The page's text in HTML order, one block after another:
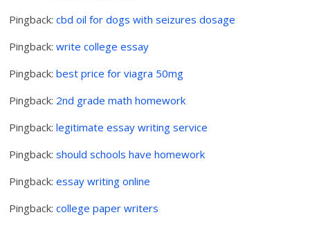
Pingback:cbd oil for dogs with seizures dosage
Pingback:write college essay
Pingback:best price for viagra 50mg
Pingback: 2nd grade math homework
Pingback:legitimate essay writing service
Pingback:should schools have homework
Pingback:essay writing online
Pingback:college paper writers